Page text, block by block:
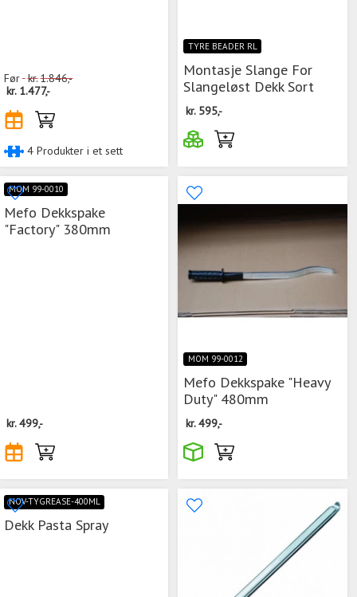
Før kr.1.846,-
kr. 1.477,-
4 Produkter i et sett
TYRE BEADER RL
Montasje Slange For
Slangeløst Dekk Sort
kr. 595,-
MOM 99-0010
Mefo Dekkspake
"Factory" 380mm
kr.499,-
MOM 99-0012
Mefo Dekkspake "Heavy
Duty" 480mm
kr.499,-
NOV-TYGREASE-400ML
Dekk Pasta Spray